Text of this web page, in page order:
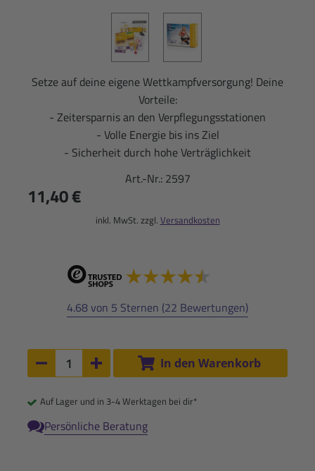
Setze auf deine eigene Wettkampfversorgung! Deine
Vorteile:
- Zeitersparnis an den Verpflegungsstationen
- Volle Energie bis ins Ziel
- Sicherheit durch hohe Verträglichkeit
Art.-Nr.: 2597
11,40 €
inkl. MwSt. zzgl. Versandkosten
4.68 von 5 Sternen (22 Bewertungen)
Anzahl:
Anzahl um 1 verringern
Anzahl um 1 erhöhen
In den Warenkorb
Auf Lager und in 3-4 Werktagen bei dir*
Persönliche Beratung